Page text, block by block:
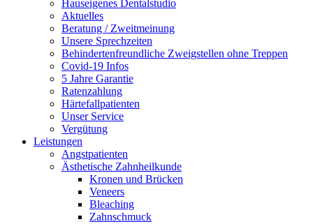
Hauseigenes Dentalstudio
Aktuelles
Beratung / Zweitmeinung
Unsere Sprechzeiten
Behindertenfreundliche Zweigstellen ohne Treppen
Covid-19 Infos
5 Jahre Garantie
Ratenzahlung
Härtefallpatienten
Unser Service
Vergütung
Leistungen
Angstpatienten
Ästhetische Zahnheilkunde
Kronen und Brücken
Veneers
Bleaching
Zahnschmuck